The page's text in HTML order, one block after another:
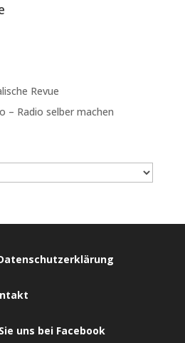
Revue
– Radio selber machen
uns bei Facebook